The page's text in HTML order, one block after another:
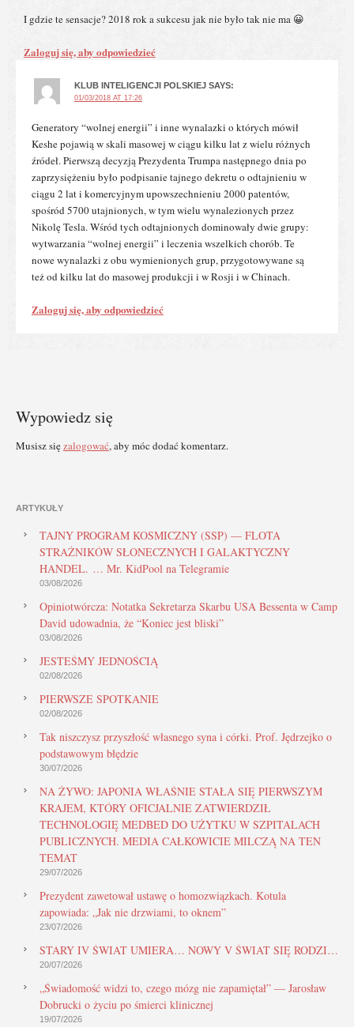
I gdzie te sensacje? 2018 rok a sukcesu jak nie było tak nie ma 😀
Zaloguj się, aby odpowiedzieć
KLUB INTELIGENCJI POLSKIEJ SAYS:
01/03/2018 AT 17:26
Generatory “wolnej energii” i inne wynalazki o których mówił
Keshe pojawią w skali masowej w ciągu kilku lat z wielu różnych
źródeł. Pierwszą decyzją Prezydenta Trumpa następnego dnia po
zaprzysiężeniu było podpisanie tajnego dekretu o odtajnieniu w
ciągu 2 lat i komercyjnym upowszechnieniu 2000 patentów,
spośród 5700 utajnionych, w tym wielu wynalezionych przez
Nikolę Tesla. Wśród tych odtajnionych dominowały dwie grupy:
wytwarzania “wolnej energii” i leczenia wszelkich chorób. Te
nowe wynalazki z obu wymienionych grup, przygotowywane są
też od kilku lat do masowej produkcji i w Rosji i w Chinach.
Zaloguj się, aby odpowiedzieć
Wypowiedz się
Musisz sięzalogować, aby móc dodać komentarz.
ARTYKUŁY
TAJNY PROGRAM KOSMICZNY (SSP) — FLOTA
STRAŻNIKÓW SŁONECZNYCH I GALAKTYCZNY
HANDEL. … Mr. KidPool na Telegramie
03/08/2026
Opiniotwórcza: Notatka Sekretarza Skarbu USA Bessenta w Camp
David udowadnia, że “Koniec jest bliski”
03/08/2026
JESTEŚMY JEDNOŚCIĄ
02/08/2026
PIERWSZE SPOTKANIE
02/08/2026
Tak niszczysz przyszłość własnego syna i córki. Prof. Jędrzejko o
podstawowym błędzie
30/07/2026
NA ŻYWO: JAPONIA WŁAŚNIE STAŁA SIĘ PIERWSZYM
KRAJEM, KTÓRY OFICJALNIE ZATWIERDZIŁ
TECHNOLOGIĘ MEDBED DO UŻYTKU W SZPITALACH
PUBLICZNYCH. MEDIA CAŁKOWICIE MILCZĄ NA TEN
TEMAT
29/07/2026
Prezydent zawetował ustawę o homozwiązkach. Kotula
zapowiada: „Jak nie drzwiami, to oknem”
23/07/2026
STARY IV ŚWIAT UMIERA… NOWY V ŚWIAT SIĘ RODZI…
20/07/2026
„Świadomość widzi to, czego mózg nie zapamiętał” — Jarosław
Dobrucki o życiu po śmierci klinicznej
19/07/2026